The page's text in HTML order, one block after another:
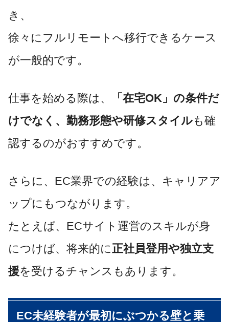
き、
徐々にフルリモートへ移行できるケース
が一般的です。
仕事を始める際は、
「在宅OK」の条件だ
けでなく、勤務形態や研修スタイルも確
認するのがおすすめです。
さらに、EC業界での経験は、キャリアア
ップにもつながります。
たとえば、ECサイト運営のスキルが身
につけば、将来的に正社員登用や独立支
援を受けるチャンスもあります。
EC未経験者が最初にぶつかる壁と乗